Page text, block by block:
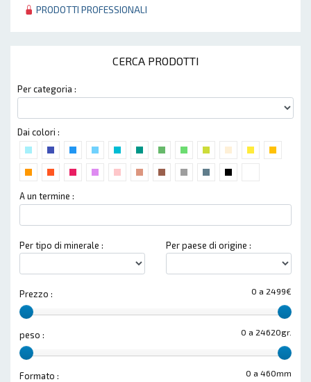
PRODOTTI PROFESSIONALI
CERCA PRODOTTI
Per categoria :
Dai colori :
A un termine :
Per tipo di minerale : Per paese di origine :
0 a 2499€
Prezzo :
0 a 24620gr.
peso :
0 a 460mm
Formato :